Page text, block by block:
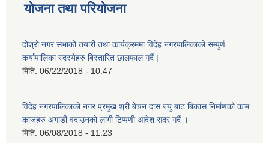
योजना तथा परियोजना
दोश्रो नगर सभाको तयारी तथा कार्यक्रममा विदेह नगरपालिकाको सम्पुर्ण
कर्यापालिका स्दस्येहरु बिस्तारित छालफाल गर्दै |
मिति: 06/22/2018 - 10:47
विदेह नगरपालिकाको नगर प्रमुख श्री बेचन दास ज्यु बाट बिकास निर्माणको काम
काजहरु अगाडी वदाउनको लागी टिप्पणी आदेश सदर गर्दै ।
मिति: 06/08/2018 - 11:23